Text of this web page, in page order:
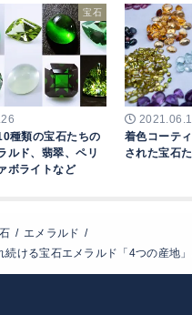
宝石
種類の宝石たちの
ルド、翡翠、ペリ
ボライトなど
着色コーテ
された宝石
エメラルド
続ける宝石エメラルド「4つの産地